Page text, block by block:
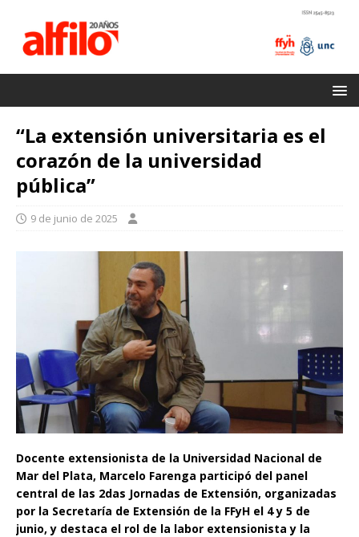
“La extensión universitaria es el
corazón de la universidad
pública”
9 de junio de 2025
Docente extensionista de la Universidad Nacional de
Mar del Plata, Marcelo Farenga participó del panel
central de las 2das Jornadas de Extensión, organizadas
por la Secretaría de Extensión de la FFyH el 4 y 5 de
junio, y destaca el rol de la labor extensionista y la